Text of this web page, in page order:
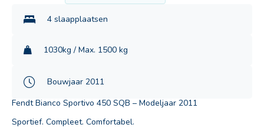
4 slaapplaatsen
1030kg / Max. 1500 kg
Bouwjaar 2011
Fendt Bianco Sportivo 450 SQB – Modeljaar 2011
Sportief. Compleet. Comfortabel.